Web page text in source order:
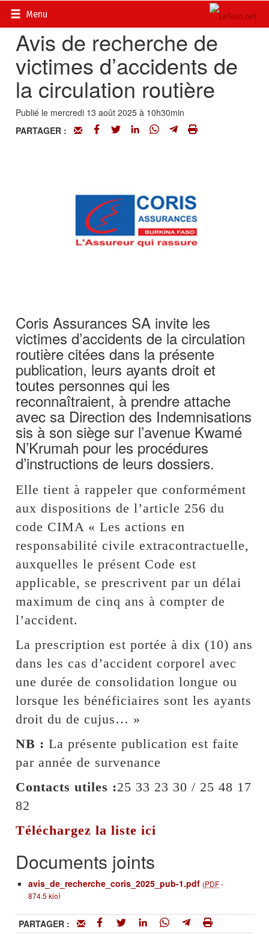
Menu
Accueil>
Avis de recherche de
victimes d’accidents de
la circulation routière
Publié le mercredi 13 août 2025 à 10h30min
PARTAGER :
Coris Assurances SA invite les
victimes d’accidents de la circulation
routière citées dans la présente
publication, leurs ayants droit et
toutes personnes qui les
reconnaîtraient, à prendre attache
avec sa Direction des Indemnisations
sis à son siège sur l’avenue Kwamé
N’Krumah pour les procédures
d’instructions de leurs dossiers.
Elle tient à rappeler que conformément
aux dispositions de l’article 256 du
code CIMA « Les actions en
responsabilité civile extracontractuelle,
auxquelles le présent Code est
applicable, se prescrivent par un délai
maximum de cinq ans à compter de
l’accident.
La prescription est portée à dix (10) ans
dans les cas d’accident corporel avec
une durée de consolidation longue ou
lorsque les bénéficiaires sont les ayants
droit du de cujus… »
NB : La présente publication est faite
par année de survenance
Contacts utiles :25 33 23 30 / 25 48 17
82
Téléchargez la liste ici
Documents joints
avis_de_recherche_coris_2025_pub-1.pdf (PDF-
874.5 kio)
PARTAGER :